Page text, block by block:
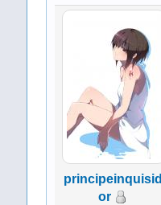
principeinquisid
or